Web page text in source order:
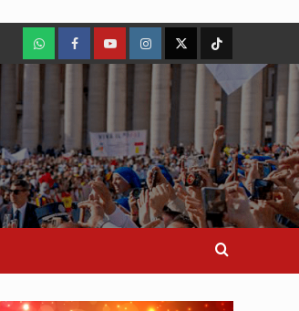
WhatsAppFacebookYoutubeInstagram
X TikTok